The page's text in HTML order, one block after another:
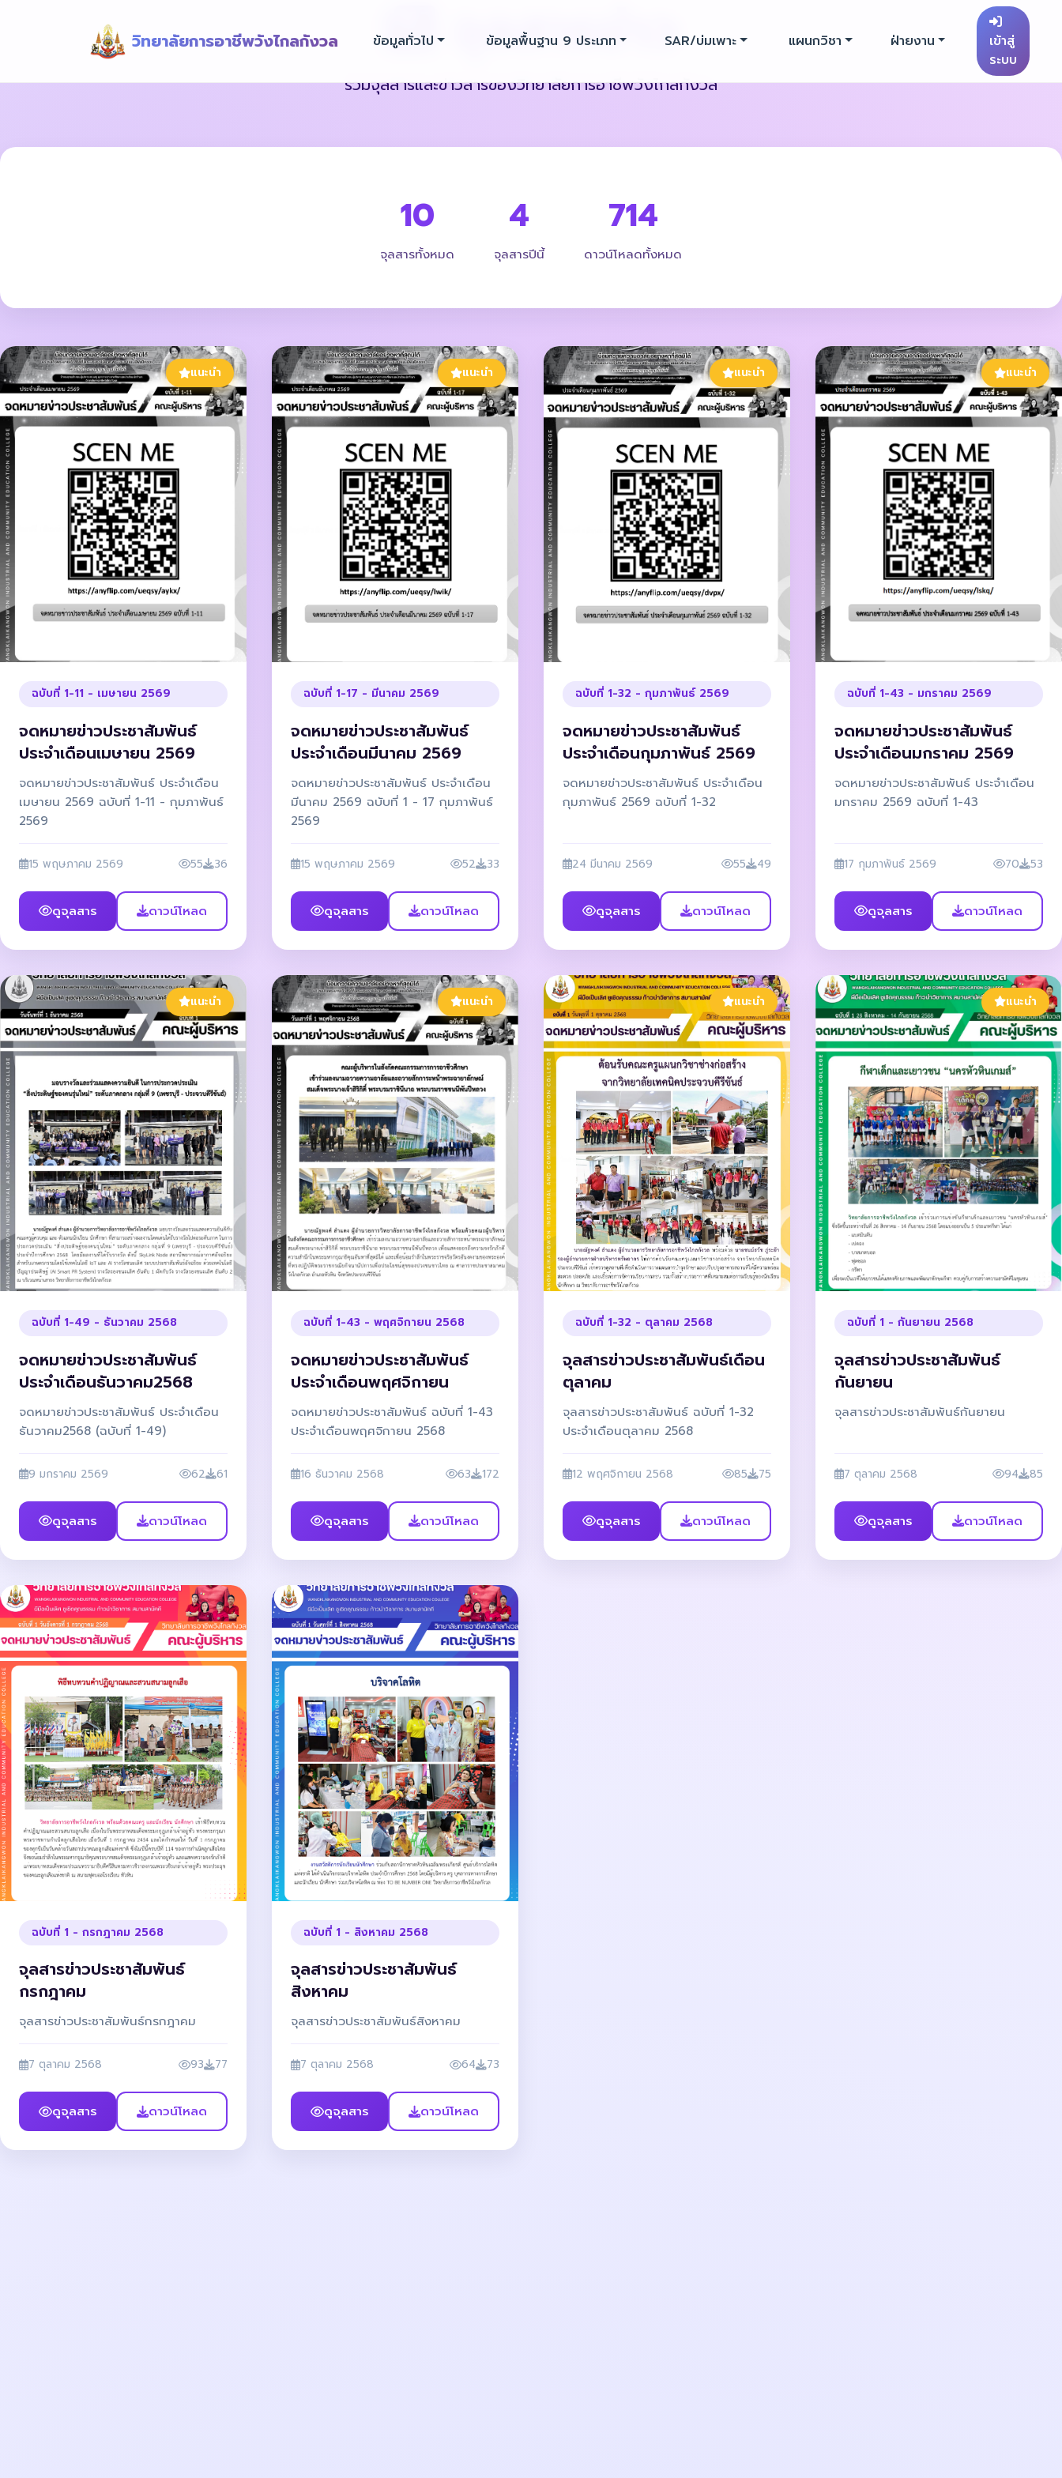
วิทยาลัยการอาชีพวังไกลกังวล ข้อมูลทั่วไป ข้อมูลพื้นฐาน 9 ประเภท SAR/บ่มเพาะ แผนกวิชา ฝ่ายงาน
เข้าสู่
ระบบ
จุลสารข่าว
รวมจุลสารและข่าวสารของวิทยาลัยการอาชีพวังไกลกังวล
10
จุลสารทั้งหมด
4
จุลสารปีนี้
714
ดาวน์โหลดทั้งหมด
แนะนำ
ฉบับที่ 1-11 - เมษายน 2569
จดหมายข่าวประชาสัมพันธ์
ประจำเดือนเมษายน 2569
จดหมายข่าวประชาสัมพันธ์ ประจำเดือน
เมษายน 2569 ฉบับที่ 1-11 - กุมภาพันธ์
2569
15 พฤษภาคม 2569 55 36
ดูจุลสาร ดาวน์โหลด
แนะนำ
ฉบับที่ 1-17 - มีนาคม 2569
จดหมายข่าวประชาสัมพันธ์
ประจำเดือนมีนาคม 2569
จดหมายข่าวประชาสัมพันธ์ ประจำเดือน
มีนาคม 2569 ฉบับที่ 1 - 17 กุมภาพันธ์
2569
15 พฤษภาคม 2569 52 33
ดูจุลสาร ดาวน์โหลด
แนะนำ
ฉบับที่ 1-32 - กุมภาพันธ์ 2569
จดหมายข่าวประชาสัมพันธ์
ประจำเดือนกุมภาพันธ์ 2569
จดหมายข่าวประชาสัมพันธ์ ประจำเดือน
กุมภาพันธ์ 2569 ฉบับที่ 1-32
24 มีนาคม 2569 55 49
ดูจุลสาร ดาวน์โหลด
แนะนำ
ฉบับที่ 1-43 - มกราคม 2569
จดหมายข่าวประชาสัมพันธ์
ประจำเดือนมกราคม 2569
จดหมายข่าวประชาสัมพันธ์ ประจำเดือน
มกราคม 2569 ฉบับที่ 1-43
17 กุมภาพันธ์ 2569 70 53
ดูจุลสาร ดาวน์โหลด
แนะนำ
ฉบับที่ 1-49 - ธันวาคม 2568
จดหมายข่าวประชาสัมพันธ์
ประจำเดือนธันวาคม2568
จดหมายข่าวประชาสัมพันธ์ ประจำเดือน
ธันวาคม2568 (ฉบับที่ 1-49)
9 มกราคม 2569 62 61
ดูจุลสาร ดาวน์โหลด
แนะนำ
ฉบับที่ 1-43 - พฤศจิกายน 2568
จดหมายข่าวประชาสัมพันธ์
ประจำเดือนพฤศจิกายน
จดหมายข่าวประชาสัมพันธ์ ฉบับที่ 1-43
ประจำเดือนพฤศจิกายน 2568
16 ธันวาคม 2568 63 172
ดูจุลสาร ดาวน์โหลด
แนะนำ
ฉบับที่ 1-32 - ตุลาคม 2568
จุลสารข่าวประชาสัมพันธ์เดือน
ตุลาคม
จุลสารข่าวประชาสัมพันธ์ ฉบับที่ 1-32
ประจำเดือนตุลาคม 2568
12 พฤศจิกายน 2568 85 75
ดูจุลสาร ดาวน์โหลด
แนะนำ
ฉบับที่ 1 - กันยายน 2568
จุลสารข่าวประชาสัมพันธ์
กันยายน
จุลสารข่าวประชาสัมพันธ์กันยายน
7 ตุลาคม 2568 94 85
ดูจุลสาร ดาวน์โหลด
ฉบับที่ 1 - กรกฎาคม 2568
จุลสารข่าวประชาสัมพันธ์
กรกฎาคม
จุลสารข่าวประชาสัมพันธ์กรกฎาคม
7 ตุลาคม 2568 93 77
ดูจุลสาร ดาวน์โหลด
ฉบับที่ 1 - สิงหาคม 2568
จุลสารข่าวประชาสัมพันธ์
สิงหาคม
จุลสารข่าวประชาสัมพันธ์สิงหาคม
7 ตุลาคม 2568 64 73
ดูจุลสาร ดาวน์โหลด